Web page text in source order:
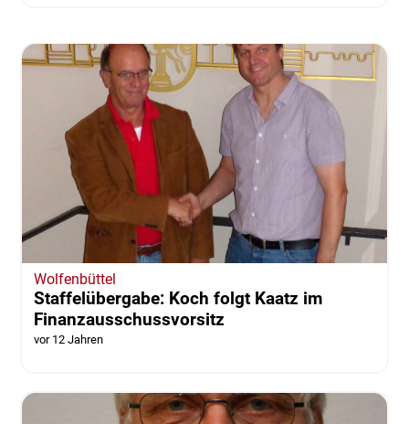
Wolfenbüttel
Staffelübergabe: Koch folgt Kaatz im
Finanzausschussvorsitz
vor 12 Jahren